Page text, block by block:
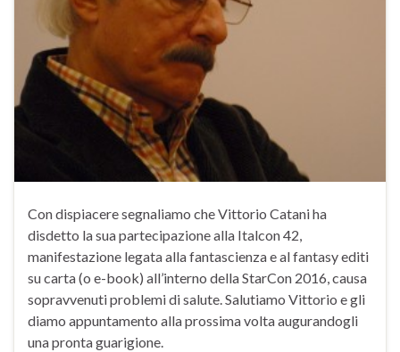
Con dispiacere segnaliamo che Vittorio Catani ha
disdetto la sua partecipazione alla Italcon 42,
manifestazione legata alla fantascienza e al fantasy editi
su carta (o e-book) all’interno della StarCon 2016, causa
sopravvenuti problemi di salute. Salutiamo Vittorio e gli
diamo appuntamento alla prossima volta augurandogli
una pronta guarigione.